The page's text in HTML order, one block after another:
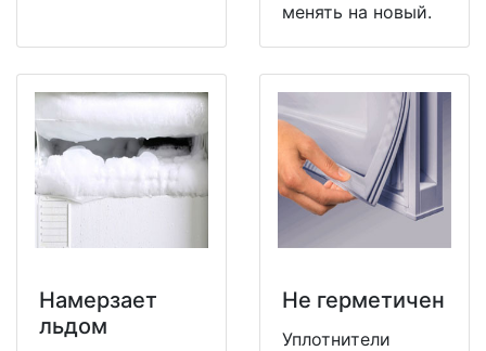
менять на новый.
Намерзает
льдом
Не герметичен
Уплотнители